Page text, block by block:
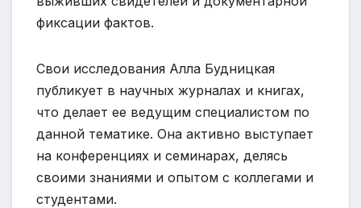
фиксации фактов.
Свои исследования Алла Будницкая
публикует в научных журналах и книгах,
что делает ее ведущим специалистом по
данной тематике. Она активно выступает
на конференциях и семинарах, делясь
своими знаниями и опытом с коллегами и
студентами.